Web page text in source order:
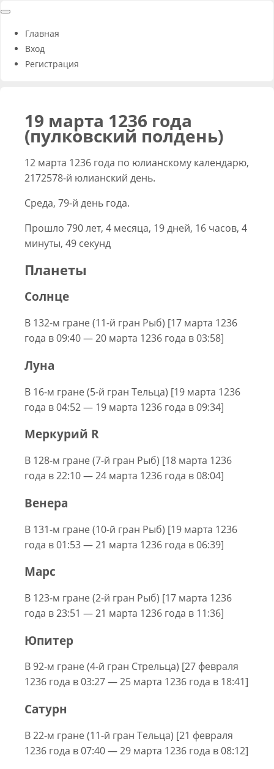
Главная
Вход
Регистрация
19 марта 1236 года
(пулковский полдень)
12 марта 1236 года по юлианскому календарю,
2172578-й юлианский день.
Среда, 79-й день года.
Прошло 790 лет, 4 месяца, 19 дней, 16 часов, 4
минуты, 49 секунд
Планеты
Солнце
В 132-м гране (11-й гран Рыб) [17 марта 1236
года в 09:40 — 20 марта 1236 года в 03:58]
Луна
В 16-м гране (5-й гран Тельца) [19 марта 1236
года в 04:52 — 19 марта 1236 года в 09:34]
Меркурий R
В 128-м гране (7-й гран Рыб) [18 марта 1236
года в 22:10 — 24 марта 1236 года в 08:04]
Венера
В 131-м гране (10-й гран Рыб) [19 марта 1236
года в 01:53 — 21 марта 1236 года в 06:39]
Марс
В 123-м гране (2-й гран Рыб) [17 марта 1236
года в 23:51 — 21 марта 1236 года в 11:36]
Юпитер
В 92-м гране (4-й гран Стрельца) [27 февраля
1236 года в 03:27 — 25 марта 1236 года в 18:41]
Сатурн
В 22-м гране (11-й гран Тельца) [21 февраля
1236 года в 07:40 — 29 марта 1236 года в 08:12]